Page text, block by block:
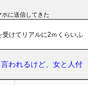
に送信してきた
けてリアルに2ｍくらいふ
われるけど、女と人付